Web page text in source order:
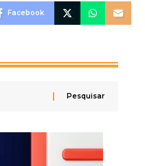
Facebook